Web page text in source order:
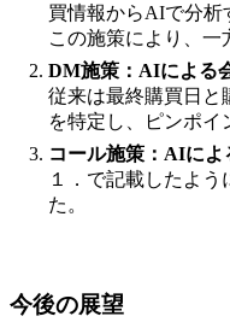
買情報からAIで分析
この施策により、一
DM施策：AIによる
従来は最終購買日と
を特定し、ピンポイ
コール施策：AIによ
１．で記載したよ
た。
今後の展望